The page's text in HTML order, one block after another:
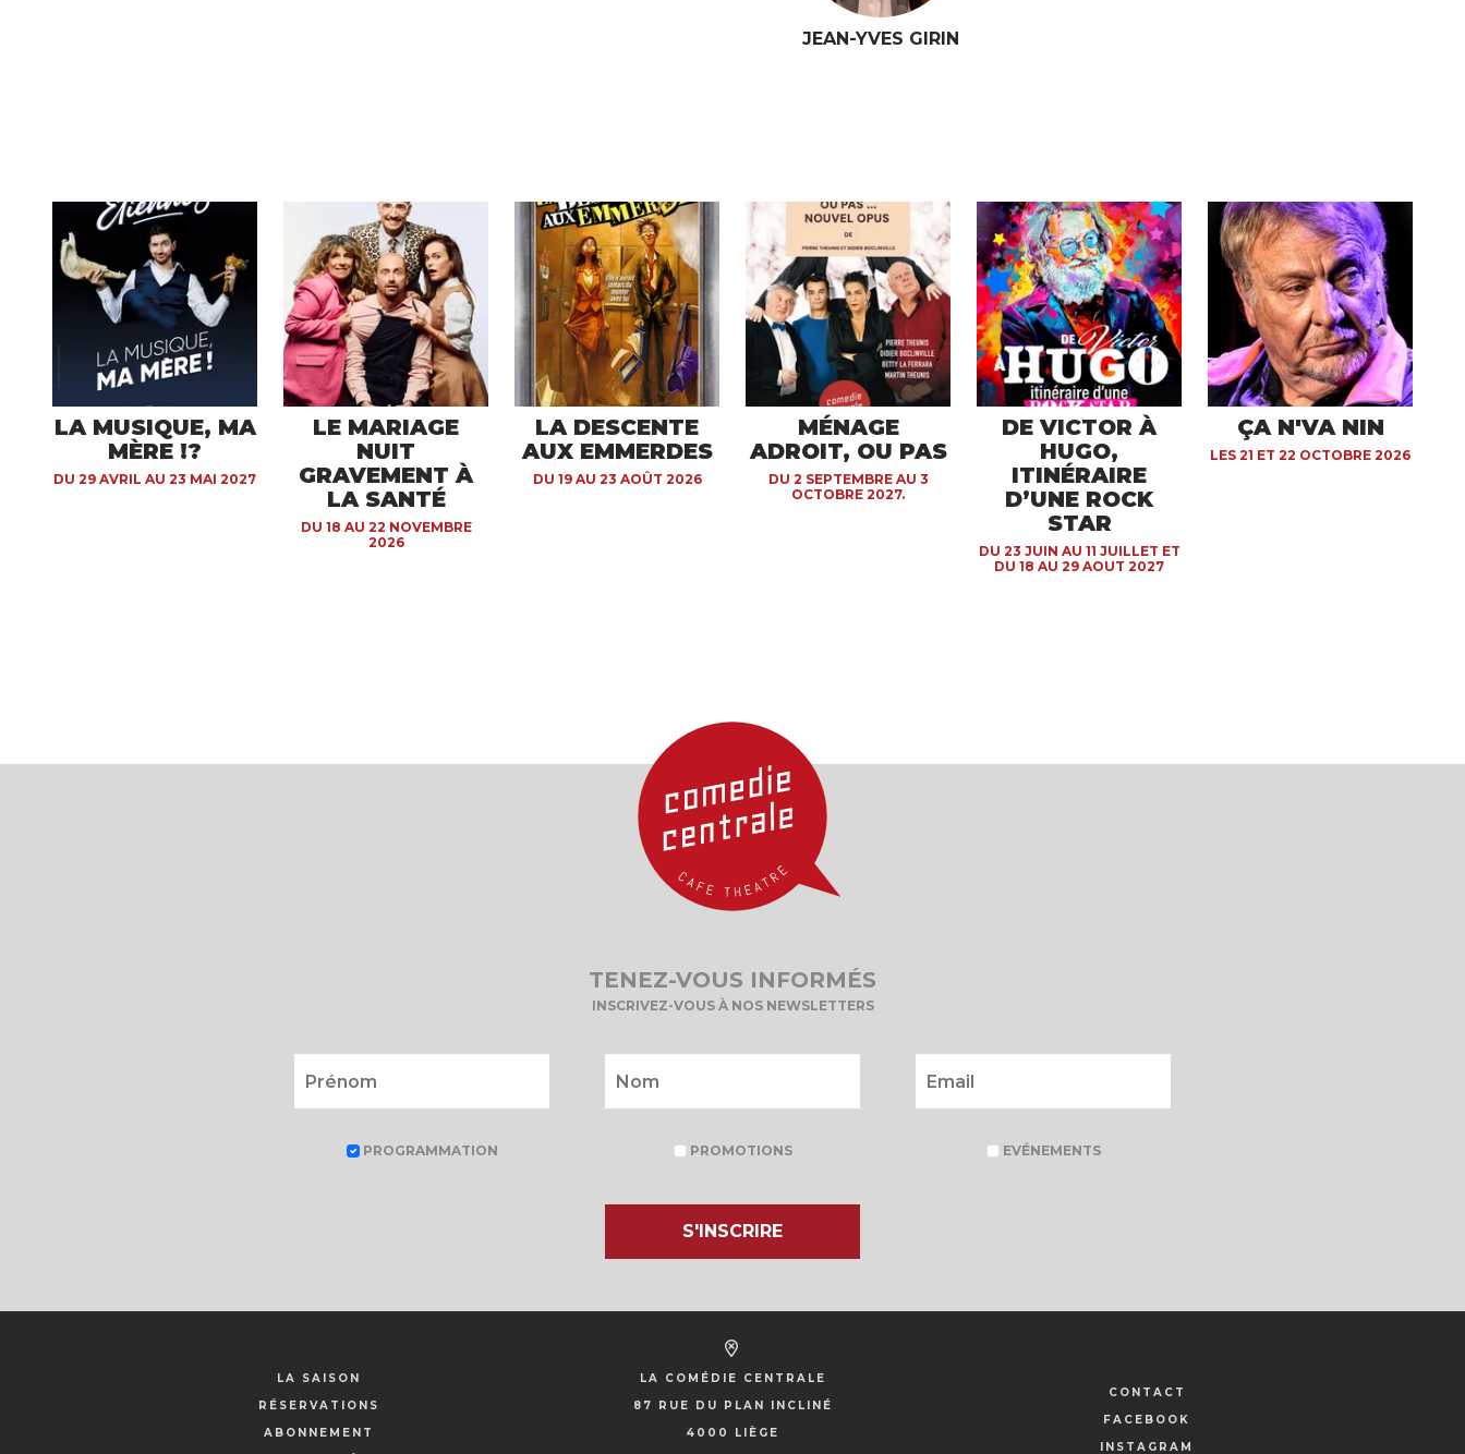
JEAN-YVES GIRIN
LA MUSIQUE, MA
MÈRE !?
DU 29 AVRIL AU 23 MAI 2027
LE MARIAGE
NUIT
GRAVEMENT À
LA SANTÉ
DU 18 AU 22 NOVEMBRE
2026
LA DESCENTE
AUX EMMERDES
DU 19 AU 23 AOÛT 2026
MÉNAGE
ADROIT, OU PAS
DU 2 SEPTEMBRE AU 3
OCTOBRE 2027.
DE VICTOR À
HUGO,
ITINÉRAIRE
D’UNE ROCK
STAR
DU 23 JUIN AU 11 JUILLET ET
DU 18 AU 29 AOUT 2027
ÇA N'VA NIN
LES 21 ET 22 OCTOBRE 2026
TENEZ-VOUS INFORMÉS
INSCRIVEZ-VOUS À NOS NEWSLETTERS
PROGRAMMATION PROMOTIONS EVÉNEMENTS
S'INSCRIRE
LA SAISON
RÉSERVATIONS
ABONNEMENT
LA COMÉDIE CENTRALE
87 RUE DU PLAN INCLINÉ
4000 LIÈGE
CONTACT
FACEBOOK
INSTAGRAM